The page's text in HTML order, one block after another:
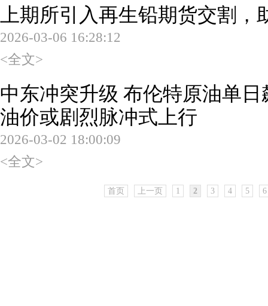
上期所引入再生铅期货交割
2026-03-06 16:28:12
<全文>
中东冲突升级 布伦特原油单
油价或剧烈脉冲式上行
2026-03-02 18:00:09
<全文>
首页 上一页 1 2 3 4 5 6